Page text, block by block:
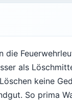
die
als
keine
So prima